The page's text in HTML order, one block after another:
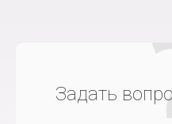
Задать